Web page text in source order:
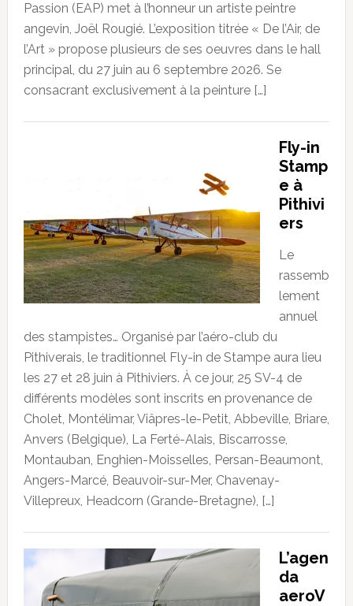
Passion (EAP) met à l’honneur un artiste peintre
angevin, Joël Rougié. L’exposition titrée « De l’Air, de
l’Art » propose plusieurs de ses oeuvres dans le hall
principal, du 27 juin au 6 septembre 2026. Se
consacrant exclusivement à la peinture […]
Fly-in
Stamp
e à
Pithivi
ers
Le
rassemb
lement
annuel
des stampistes… Organisé par l’aéro-club du
Pithiverais, le traditionnel Fly-in de Stampe aura lieu
les 27 et 28 juin à Pithiviers. À ce jour, 25 SV-4 de
différents modèles sont inscrits en provenance de
Cholet, Montélimar, Viâpres-le-Petit, Abbeville, Briare,
Anvers (Belgique), La Ferté-Alais, Biscarrosse,
Montauban, Enghien-Moisselles, Persan-Beaumont,
Angers-Marcé, Beauvoir-sur-Mer, Chavenay-
Villepreux, Headcorn (Grande-Bretagne), […]
L’agen
da
aeroV